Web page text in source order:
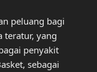
peluang bagi
teratur, yang
penyakit
sebagai